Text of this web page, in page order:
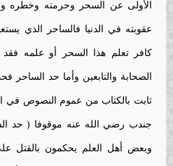
الأولى عن السحر وحرمته وخطره
عقوبته في الدنيا فالساحر الذي
كافر تعلم هذا السحر أو علمه
الصحابة والتابعين وأما حد الساحر
ثابت بالكتاب من عموم النصوص في
جندب رضي الله عنه موقوفا ( حد
وبعض أهل العلم يحكمون بالقتل